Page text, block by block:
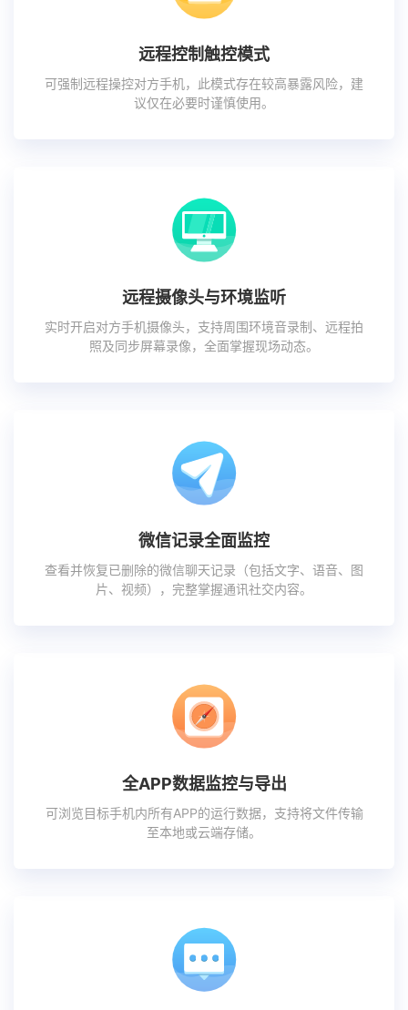
远程控制触控模式
可强制远程操控对方手机，此模式存在较高暴露风险，建
议仅在必要时谨慎使用。
远程摄像头与环境监听
实时开启对方手机摄像头，支持周围环境音录制、远程拍
照及同步屏幕录像，全面掌握现场动态。
微信记录全面监控
查看并恢复已删除的微信聊天记录（包括文字、语音、图
片、视频），完整掌握通讯社交内容。
全APP数据监控与导出
可浏览目标手机内所有APP的运行数据，支持将文件传输
至本地或云端存储。